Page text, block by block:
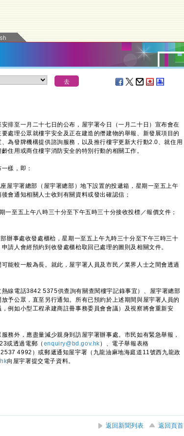
至一月二十七日的公布，屋宇署今日（一月二十日）宣布會在
處理公眾就樓宇安全及正在建造的僭建物的舉報、新發展項目的
為發牌機構提供諮詢服務，以及推行樓宇更新大行動2.0、就住用
住用或商住樓宇消防安全的特別行動的相關工作。
樣，即：
屋宇署總部（屋宇署總部）地下設置的投遞箱，星期一至五上午
會通知相關人士收到有關資料或發出確認信；
一至五上午八時三十分至下午五時三十分接收投標／報價文件；
辦事處收發處櫃枱，星期一至五上午九時三十分至下午三時三十
請人會經預約到收發處櫃枱取回已處理的圖則及相關文件。
較一般為長。就此，屋宇署人員及市民／業界人士之間會透過
電話3842 5375供查詢有關查閱樓宇記錄事宜）、屋宇署總部
予公眾，直至另行通知。所有已預約於上述期間與屋宇署人員的
例如小型工程承建商註冊事務委員會會議）及視察將會重新安
外，應盡量減少親身到訪屋宇署辦事處。市民如有緊急舉報，
或透過電郵（ enquiry@bd.gov.hk ）、電子舉報表格
4992）或郵遞通知屋宇署（九龍油麻地海庭道11號西九龍政
向屋宇署提交電子資料。
返回新聞列表
返回頁首